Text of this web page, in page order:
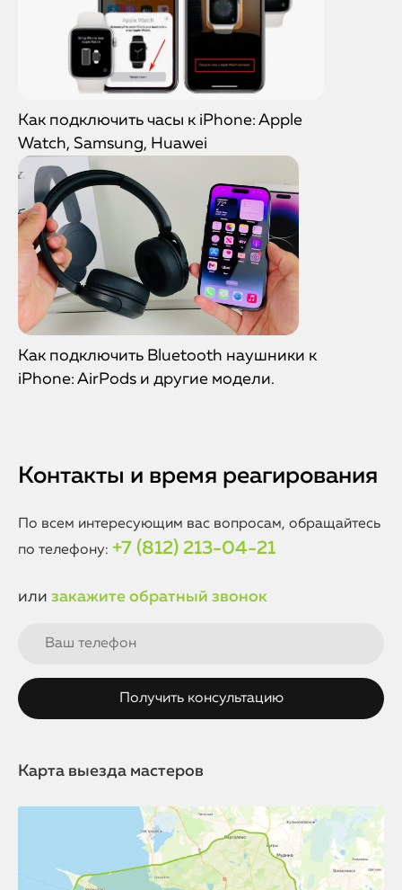
Как подключить часы к iPhone: Apple
Watch, Samsung, Huawei
Как подключить Bluetooth наушники к
iPhone: AirPods и другие модели.
Контакты и время реагирования
По всем интересующим вас вопросам, обращайтесь
по телефону: +7 (812) 213-04-21
или закажите обратный звонок
Карта выезда мастеров